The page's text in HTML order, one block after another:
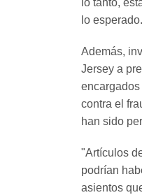
lo tanto,
lo esperado.
Además,
Jersey a
contra el
han sido
"Artículos
podrían
asientos